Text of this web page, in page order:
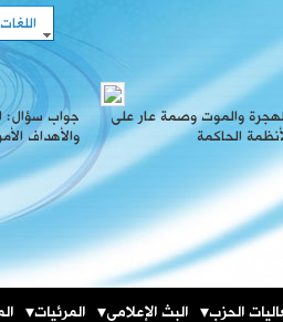
اللغات
والموت وصمة عار على
الحاكمة
جواب سؤال:
والأهداف
الحزب البث الإعلامي المرئيات